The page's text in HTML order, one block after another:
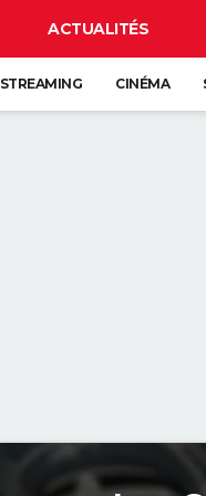
ACTUALITÉS
STREAMING CINÉMA